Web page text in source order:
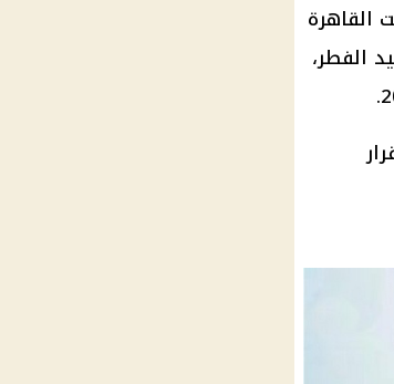
القاهرة
الفطر،